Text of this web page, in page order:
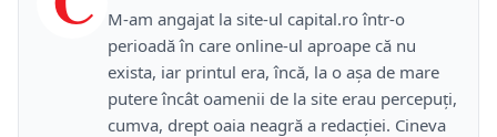
M-am angajat la site-ul capital.ro într-o
perioadă în care online-ul aproape că nu
exista, iar printul era, încă, la o așa de mare
putere încât oamenii de la site erau percepuți,
cumva, drept oaia neagră a redacției. Cineva